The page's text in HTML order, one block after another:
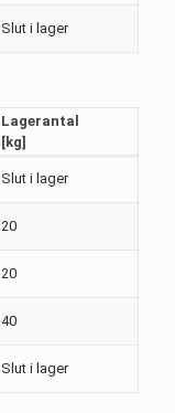
Slut i lager
Lagerantal
[kg]
Slut i lager
20
20
40
Slut i lager